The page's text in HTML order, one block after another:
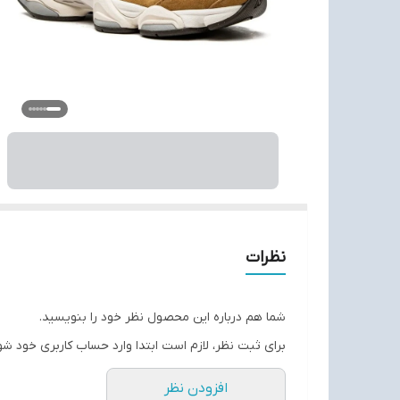
نظرات
شما هم درباره این محصول نظر خود را بنویسید.
برای ثبت نظر، لازم است ابتدا وارد حساب کاربری خود
افزودن نظر